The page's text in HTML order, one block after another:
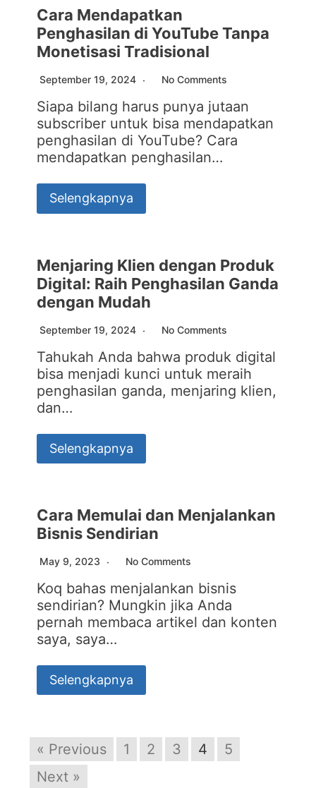
Cara Mendapatkan
Penghasilan di YouTube Tanpa
Monetisasi Tradisional
September 19, 2024 No Comments
Siapa bilang harus punya jutaan
subscriber untuk bisa mendapatkan
penghasilan di YouTube? Cara
mendapatkan penghasilan…
Selengkapnya
Menjaring Klien dengan Produk
Digital: Raih Penghasilan Ganda
dengan Mudah
September 19, 2024 No Comments
Tahukah Anda bahwa produk digital
bisa menjadi kunci untuk meraih
penghasilan ganda, menjaring klien,
dan…
Selengkapnya
Cara Memulai dan Menjalankan
Bisnis Sendirian
May 9, 2023 No Comments
Koq bahas menjalankan bisnis
sendirian? Mungkin jika Anda
pernah membaca artikel dan konten
saya, saya…
Selengkapnya
« Previous 1 2 3 4
5
Next »